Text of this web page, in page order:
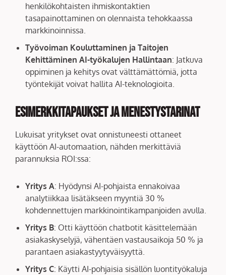
henkilökohtaisten ihmiskontaktien
tasapainottaminen on olennaista tehokkaassa
markkinoinnissa.
Työvoiman Kouluttaminen ja Taitojen
Kehittäminen AI-työkalujen Hallintaan: Jatkuva
oppiminen ja kehitys ovat välttämättömiä, jotta
työntekijät voivat hallita AI-teknologioita.
Esimerkkitapaukset ja Menestystarinat
Lukuisat yritykset ovat onnistuneesti ottaneet
käyttöön AI-automaation, nähden merkittäviä
parannuksia ROI:ssa:
Yritys A: Hyödynsi AI-pohjaista ennakoivaa
analytiikkaa lisätäkseen myyntiä 30 %
kohdennettujen markkinointikampanjoiden avulla.
Yritys B: Otti käyttöön chatbotit käsittelemään
asiakaskyselyjä, vähentäen vastausaikoja 50 % ja
parantaen asiakastyytyväisyyttä.
Yritys C: Käytti AI-pohjaisia sisällön luontityökaluja